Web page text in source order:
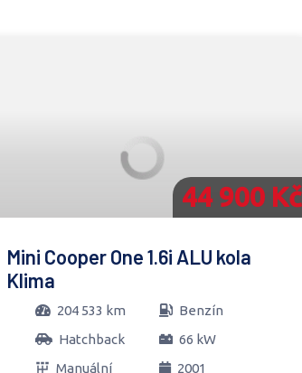
44 900 Kč
Mini Cooper One 1.6i ALU kola
Klima
204 533 km
Benzín
Hatchback
66 kW
Manuální
2001